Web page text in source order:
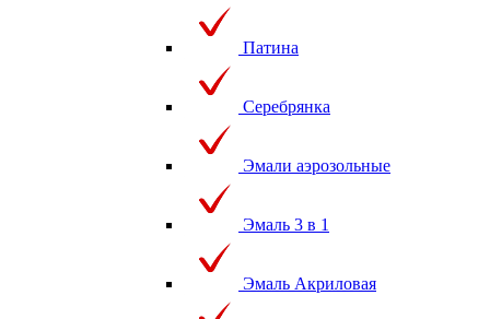
Патина
Серебрянка
Эмали аэрозольные
Эмаль 3 в 1
Эмаль Акриловая